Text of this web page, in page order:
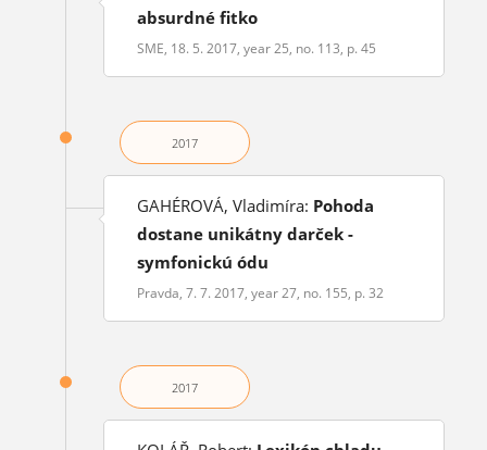
absurdné fitko
SME, 18. 5. 2017, year 25, no. 113, p. 45
2017
GAHÉROVÁ, Vladimíra: Pohoda
dostane unikátny darček -
symfonickú ódu
Pravda, 7. 7. 2017, year 27, no. 155, p. 32
2017